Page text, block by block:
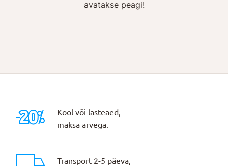
avatakse peagi!
Kool või lasteaed,
maksa arvega.
Transport 2-5 päeva,